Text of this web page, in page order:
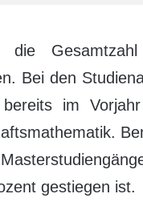
die
Bei den
im
gestiegen ist.